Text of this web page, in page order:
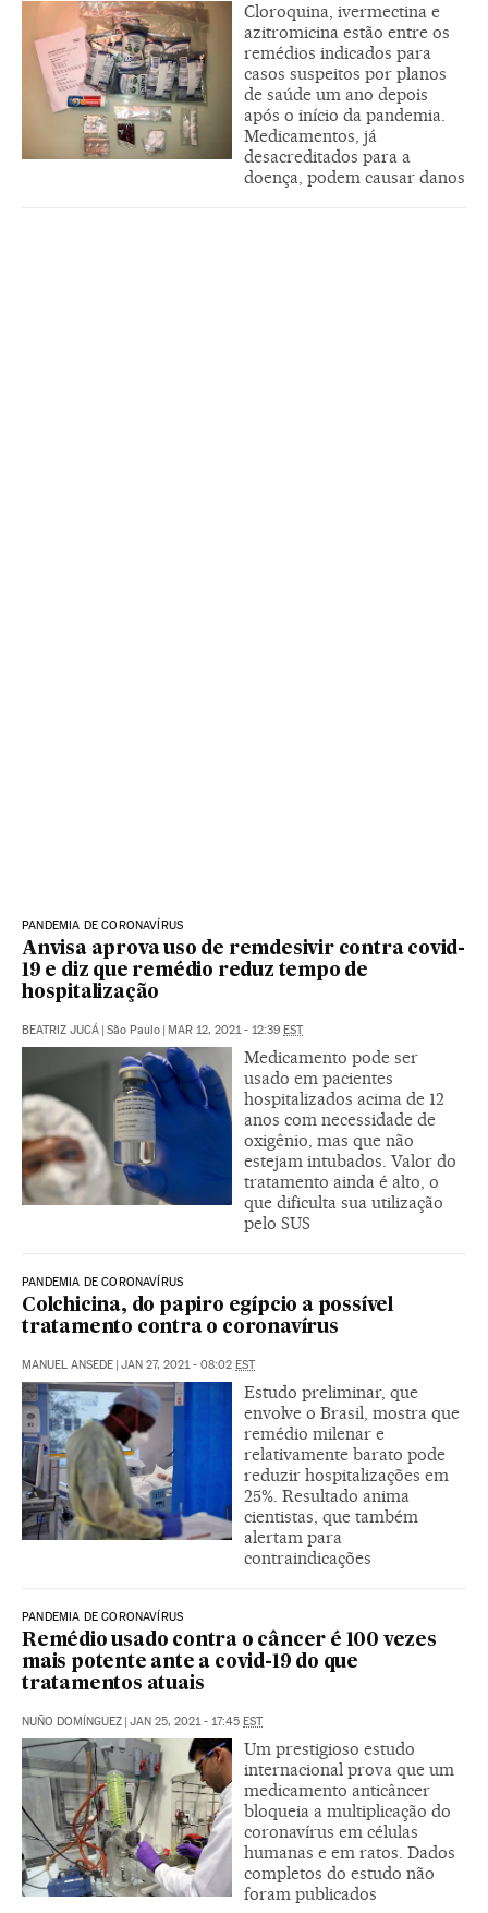
Cloroquina, ivermectina e
azitromicina estão entre os
remédios indicados para
casos suspeitos por planos
de saúde um ano depois
após o início da pandemia.
Medicamentos, já
desacreditados para a
doença, podem causar danos
PANDEMIA DE CORONAVÍRUS
Anvisa aprova uso de remdesivir contra covid-
19 e diz que remédio reduz tempo de
hospitalização
BEATRIZ JUCÁ São Paulo MAR 12, 2021 - 12:39 EST
Medicamento pode ser
usado em pacientes
hospitalizados acima de 12
anos com necessidade de
oxigênio, mas que não
estejam intubados. Valor do
tratamento ainda é alto, o
que dificulta sua utilização
pelo SUS
PANDEMIA DE CORONAVÍRUS
Colchicina, do papiro egípcio a possível
tratamento contra o coronavírus
MANUEL ANSEDE JAN 27, 2021 - 08:02 EST
Estudo preliminar, que
envolve o Brasil, mostra que
remédio milenar e
relativamente barato pode
reduzir hospitalizações em
25%. Resultado anima
cientistas, que também
alertam para
contraindicações
PANDEMIA DE CORONAVÍRUS
Remédio usado contra o câncer é 100 vezes
mais potente ante a covid-19 do que
tratamentos atuais
NUÑO DOMÍNGUEZ JAN 25, 2021 - 17:45 EST
Um prestigioso estudo
internacional prova que um
medicamento anticâncer
bloqueia a multiplicação do
coronavírus em células
humanas e em ratos. Dados
completos do estudo não
foram publicados